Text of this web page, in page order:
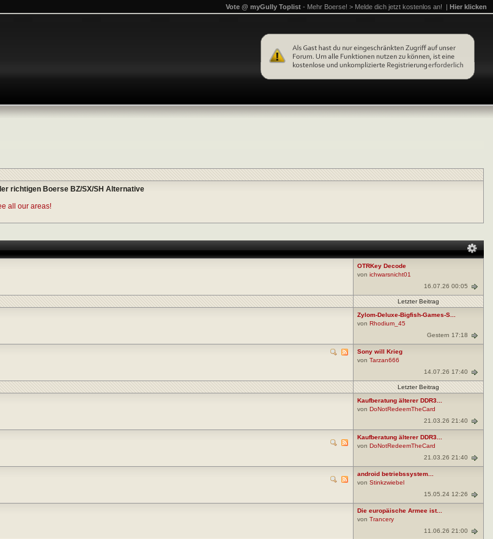
Vote @ myGully Toplist - Mehr Boerse! > Melde dich jetzt kostenlos an! | Hier klicken
richtigen Boerse BZ/SX/SH Alternative
all our areas!
OTRKey Decode
von ichwarsnicht01
16.07.26 00:05
Letzter Beitrag
Zylom-Deluxe-Bigfish-Games-S...
von Rhodium_45
Gestern 17:18
Sony will Krieg
von Tarzan666
14.07.26 17:40
Letzter Beitrag
Kaufberatung älterer DDR3...
von DoNotRedeemTheCard
21.03.26 21:40
Kaufberatung älterer DDR3...
von DoNotRedeemTheCard
21.03.26 21:40
android betriebssystem...
von Stinkzwiebel
15.05.24 12:26
Die europäische Armee ist...
von Trancery
11.06.26 21:00